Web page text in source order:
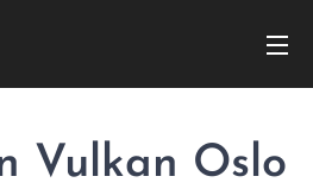
Vulkan Oslo